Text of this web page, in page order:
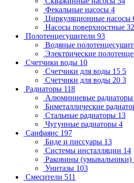
Фекальные насосы 4
Циркуляционные насосы
Насосы поверхностные 32
Полотенцесушители 93
Водяные
Электрические
Счетчики воды 10
Счетчики для воды 15 5
Счетчики для воды 20 3
Радиаторы 118
Алюминиевые радиаторы
Биметаллические
Стальные радиаторы 13
Чугунные радиаторы 4
Санфаянс 197
Биде и писсуары 13
Системы инсталляции 14
Раковины (умывальники)
Унитазы 103
Смесители 511